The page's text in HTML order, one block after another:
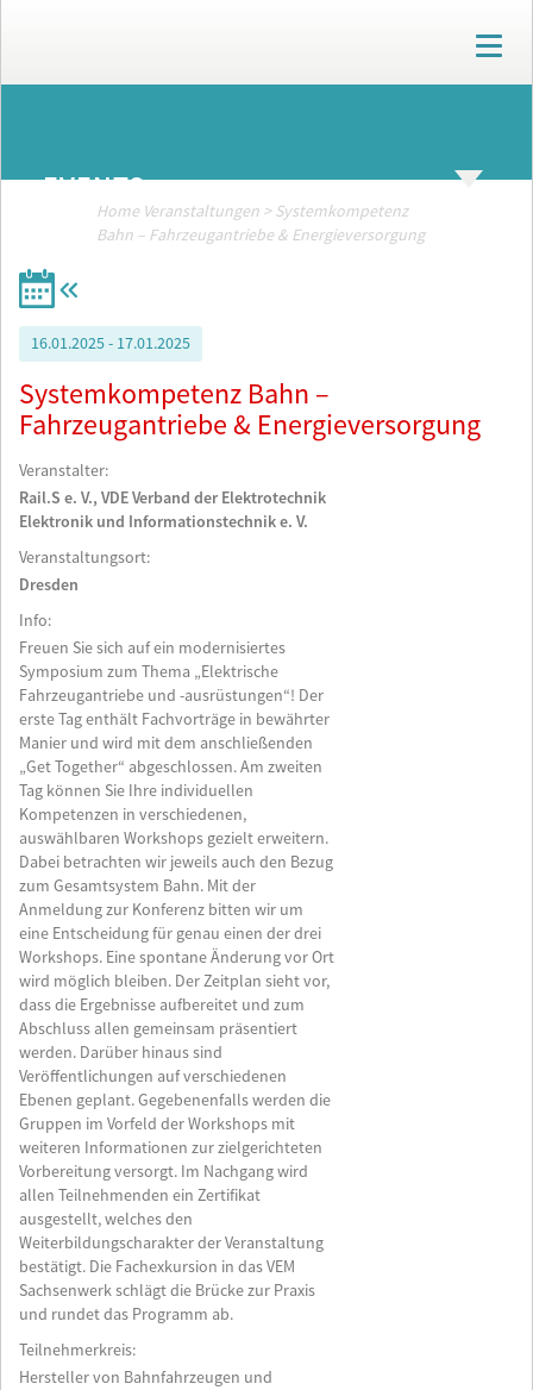
T
o
g
n
EVENTS
Home Veranstaltungen >Systemkompetenz
Bahn – Fahrzeugantriebe & Energieversorgung
16.01.2025 - 17.01.2025
Systemkompetenz Bahn –
Fahrzeugantriebe & Energieversorgung
Veranstalter:
Rail.S e. V., VDE Verband der Elektrotechnik
Elektronik und Informationstechnik e. V.
Veranstaltungsort:
Dresden
Info:
Freuen Sie sich auf ein modernisiertes
Symposium zum Thema „Elektrische
Fahrzeugantriebe und -ausrüstungen“! Der
erste Tag enthält Fachvorträge in bewährter
Manier und wird mit dem anschließenden
„Get Together“ abgeschlossen. Am zweiten
Tag können Sie Ihre individuellen
Kompetenzen in verschiedenen,
auswählbaren Workshops gezielt erweitern.
Dabei betrachten wir jeweils auch den Bezug
zum Gesamtsystem Bahn. Mit der
Anmeldung zur Konferenz bitten wir um
eine Entscheidung für genau einen der drei
Workshops. Eine spontane Änderung vor Ort
wird möglich bleiben. Der Zeitplan sieht vor,
dass die Ergebnisse aufbereitet und zum
Abschluss allen gemeinsam präsentiert
werden. Darüber hinaus sind
Veröffentlichungen auf verschiedenen
Ebenen geplant. Gegebenenfalls werden die
Gruppen im Vorfeld der Workshops mit
weiteren Informationen zur zielgerichteten
Vorbereitung versorgt. Im Nachgang wird
allen Teilnehmenden ein Zertifikat
ausgestellt, welches den
Weiterbildungscharakter der Veranstaltung
bestätigt. Die Fachexkursion in das VEM
Sachsenwerk schlägt die Brücke zur Praxis
und rundet das Programm ab.
Teilnehmerkreis:
Hersteller von Bahnfahrzeugen und